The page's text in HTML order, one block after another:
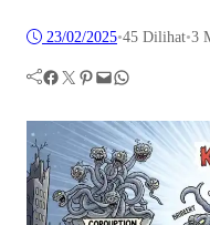
23/02/2025•45 Dilihat•3
Facebook Twitter Pinterest Mail WhatsApp